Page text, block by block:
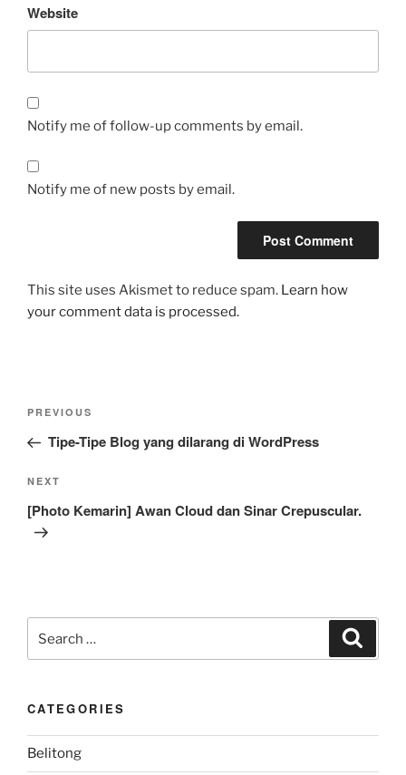
Website
Notify me of follow-up comments by email.
Notify me of new posts by email.
This site uses Akismet to reduce spam. Learn how
your comment data is processed.
Post
Previous
Post
PREVIOUS
Tipe-Tipe Blog yang dilarang di WordPress
Next
Post
NEXT
[Photo Kemarin] Awan Cloud dan Sinar Crepuscular.
for:
CATEGORIES
Belitong